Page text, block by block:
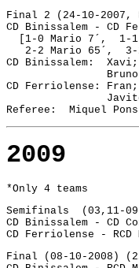
Final 2 (24-10-2007,
[1-0 Mario 7´,  1-
2-2 Mario 65´,
CD Binissalem:
CD Ferriolense:
Referee:  Miquel Pons
2009
*Only 4 teams
Semifinals  (03,11-
Final (08-10-2008)